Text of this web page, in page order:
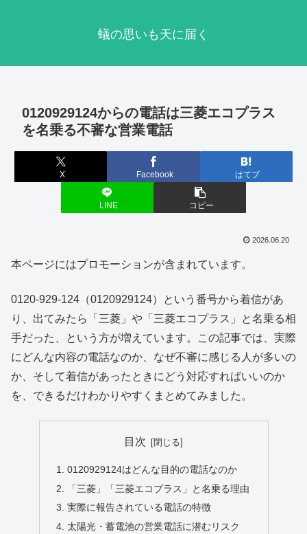
蟻の思いも天に届く
0120929124からの電話は三菱エコプラス
を名乗る不審な営業電話
X Facebook はてブ
LINE コピー
2026.06.20
本ページにはプロモーションが含まれています。
0120-929-124（0120929124）という番号から着信があ
り、出てみたら「三菱」や「三菱エコプラス」と名乗る相
手だった、という方が増えています。この記事では、実際
にどんな内容の電話なのか、なぜ不審に感じる人が多いの
か、そして着信があったときにどう対応すればいいのか
を、できるだけわかりやすくまとめてみました。
目次
0120929124はどんな目的の電話なのか
「三菱」「三菱エコプラス」と名乗る理由
実際に報告されている電話の特徴
太陽光・蓄電池の営業電話に潜むリスク